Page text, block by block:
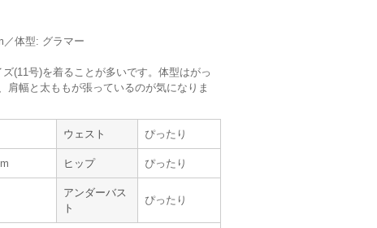
。
A08210】を使用
サイズ :
丈 : くるぶし
／体型: グラマー
(11号)を着ることが多いです。体型はがっ
肩幅と太ももが張っているのが気になりま
ウェスト ぴったり
ヒップ ぴったり
アンダーバス
ト
ぴったり